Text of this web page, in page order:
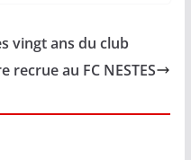
vingt ans du club
recrue au FC NESTES